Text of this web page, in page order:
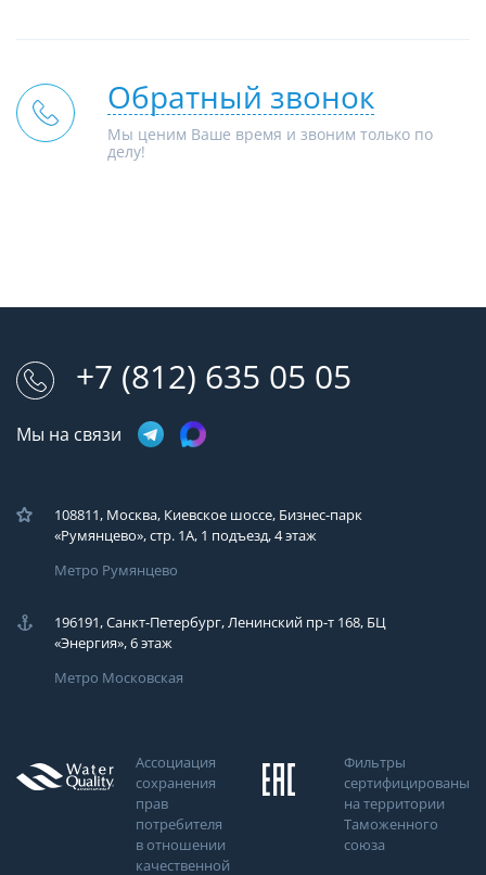
Обратный звонок
Мы ценим Ваше время и звоним только по
делу!
+7 (812) 635 05 05
Мы на связи
108811, Москва, Киевское шоссе, Бизнес-парк
«Румянцево», стр. 1А, 1 подъезд, 4 этаж
Метро Румянцево
196191, Санкт-Петербург, Ленинский пр-т 168, БЦ
«Энергия», 6 этаж
Метро Московская
Ассоциация
сохранения
прав
потребителя
в отношении
качественной
Фильтры
сертифицированы
на территории
Таможенного
союза